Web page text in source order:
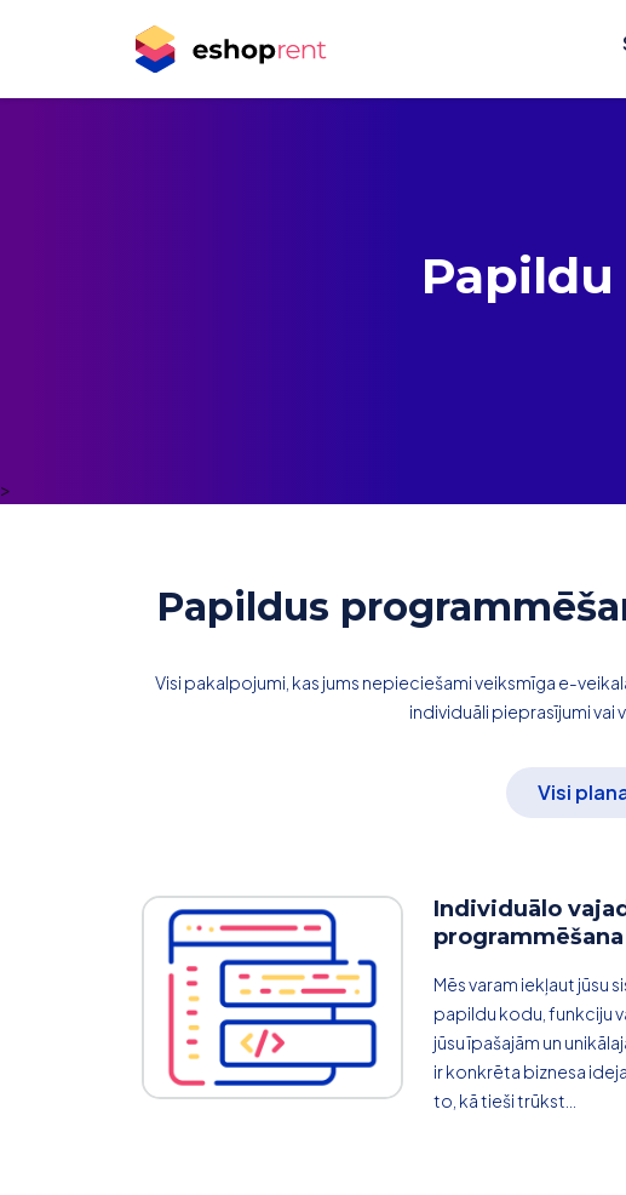
>
Papildus
Visi pakalpojumi, kas jums nepieciešami veiksmīga e-
individuāli pieprasījumi vai
Visi
Individuālo
programmēšana
Mēs varam iekļaut jūsu
papildu kodu, funkciju
jūsu īpašajām un
ir konkrēta biznesa
to, kā tieši trūkst...